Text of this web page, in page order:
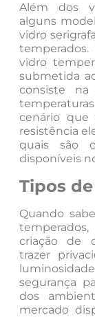
Além dos
alguns
vidro
vidro
submetida
consiste
cenário que
resistência
quais são
disponíveis
Tipos de
Quando
criação de
trazer
segurança
dos
mercado